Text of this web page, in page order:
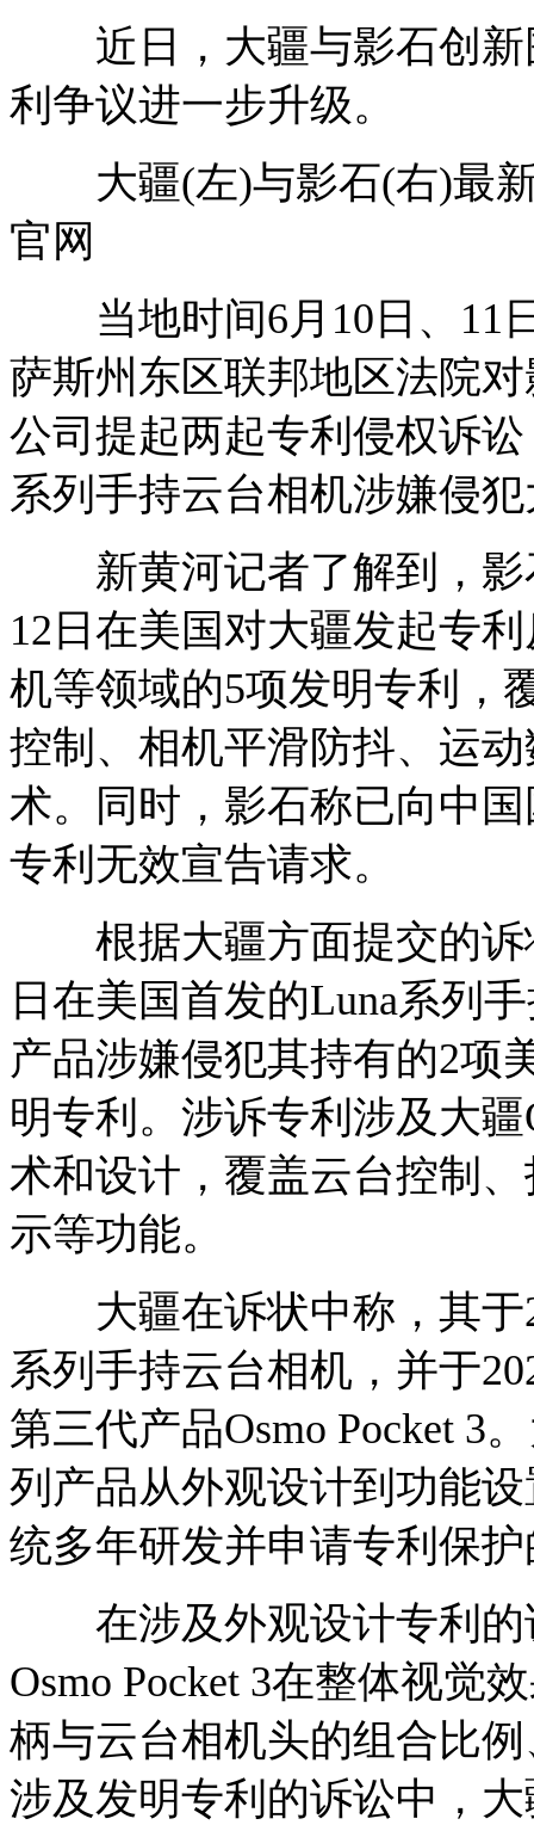
近日，大疆与影石创新
利争议进一步升级。
大疆(左)与影石(右)最新
官网
当地时间6月10日、11
萨斯州东区联邦地区法院
公司提起两起专利侵权诉
系列手持云台相机涉嫌侵
新黄河记者了解到，影
12日在美国对大疆发起专
机等领域的5项发明专利，
控制、相机平滑防抖、运
术。同时，影石称已向中
专利无效宣告请求。
根据大疆方面提交的诉
日在美国首发的Luna系列
产品涉嫌侵犯其持有的2项
明专利。涉诉专利涉及大疆
术和设计，覆盖云台控制
示等功能。
大疆在诉状中称，其于
系列手持云台相机，并于
第三代产品Osmo Pocket 3
列产品从外观设计到功能
统多年研发并申请专利保
在涉及外观设计专利的
Osmo Pocket 3在整体视觉
柄与云台相机头的组合比
涉及发明专利的诉讼中，